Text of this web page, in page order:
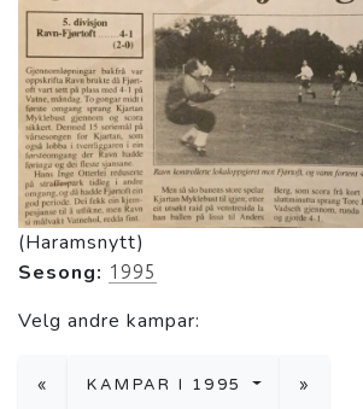
(Haramsnytt)
Sesong: 1995
Velg andre kampar:
« KAMPAR I 1995 »